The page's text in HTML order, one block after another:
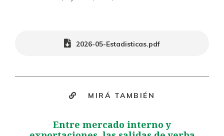
2026-05-Estadisticas.pdf
MIRÁ TAMBIÉN
Entre mercado interno y